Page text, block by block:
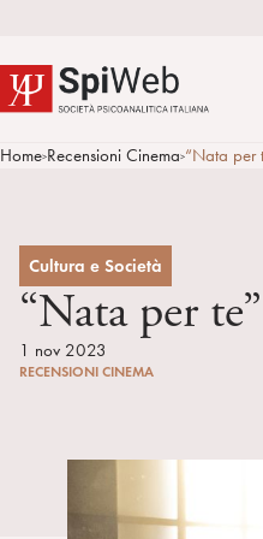
Home>Recensioni Cinema>“Nata per
Cultura e Società
“Nata per
1 nov 2023
RECENSIONI CINEMA